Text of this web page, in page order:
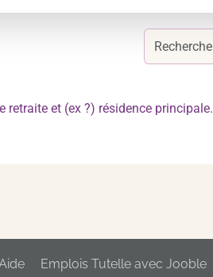
retraite et (ex ?) résidence principale.
Emplois Tutelle avec Jooble